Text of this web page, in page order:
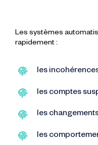
Les systèmes
rapidement :
les
les comptes
les
les